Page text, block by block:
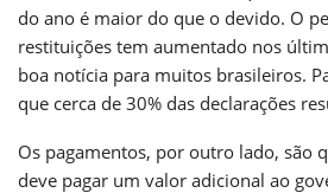
do ano é maior do que o devido. O
restituições tem aumentado nos
boa notícia para muitos brasileiros.
que cerca de 30% das declarações
Os pagamentos, por outro lado, são
deve pagar um valor adicional ao